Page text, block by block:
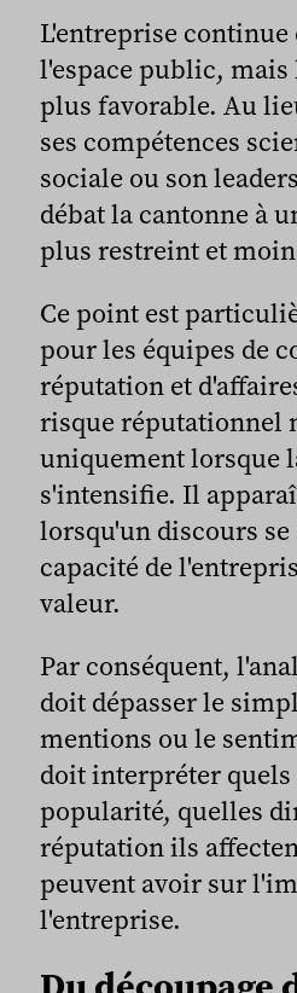
L'entreprise continue
l'espace public,
plus favorable. Au
ses compétences
sociale ou son
débat la cantonne à
plus restreint et
Ce point est
pour les équipes de
réputation et
risque réputationnel
uniquement lorsque
s'intensifie. Il
lorsqu'un discours
capacité de
valeur.
Par conséquent,
doit dépasser le
mentions ou le
doit interpréter quels
popularité, quelles
réputation ils
peuvent avoir sur
l'entreprise.